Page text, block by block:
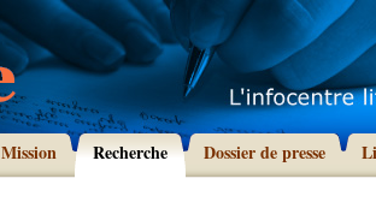
Mission Recherche Dossier de presse